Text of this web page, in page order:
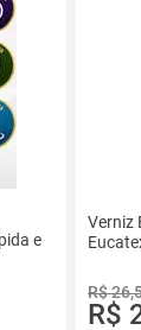
e
Verniz
R$
R$